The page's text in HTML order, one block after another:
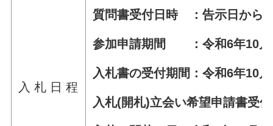
入 札 日 程
質問書受付日時 ：告示日から
参加申請期間 ：令和6年10月9
入札書の受付期間：令和6年10
入札(開札)立会い希望申請書受